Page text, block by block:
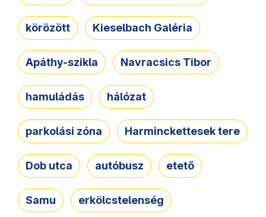
körözött Kieselbach Galéria
Apáthy-szikla Navracsics Tibor
hamuládás hálózat
parkolási zóna Harminckettesek tere
Dob utca autóbusz etető
Samu erkölcstelenség